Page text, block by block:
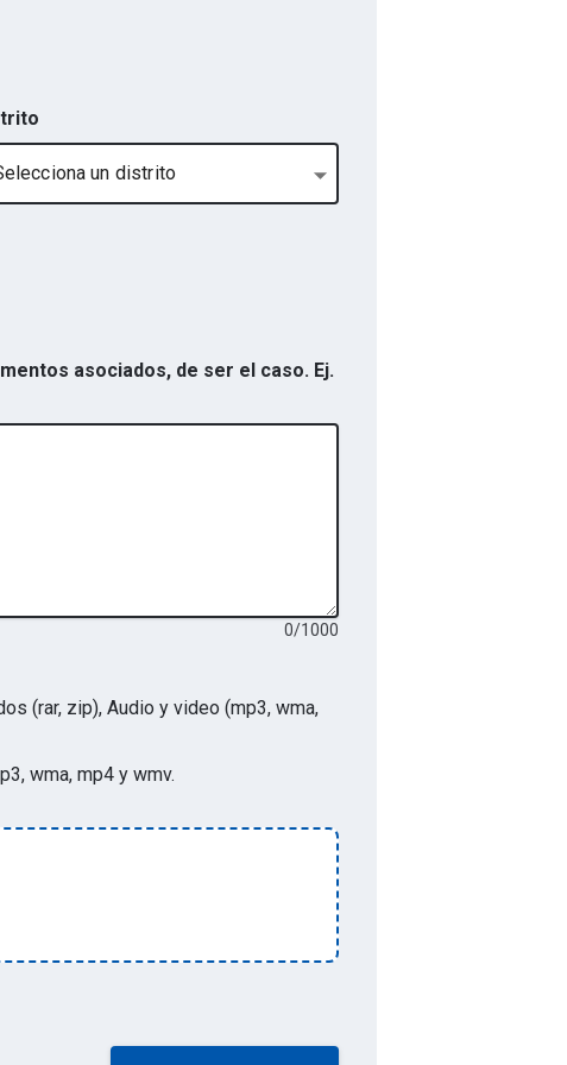
un distrito
asociados, de ser el caso. Ej.
0/1000
(rar, zip), Audio y video (mp3, wma,
wma, mp4 y wmv.